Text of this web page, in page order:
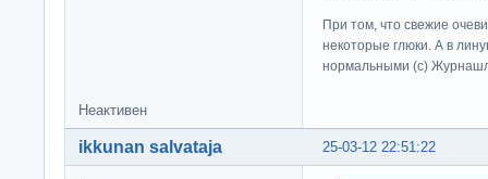
При том, что свежие
некоторые глюки. А в
нормальными (c)
Неактивен
25-03-12 22:51:22
ikkunan salvataja